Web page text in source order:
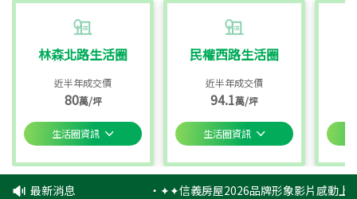
林森北路生活圈
近半年成交價
80萬/坪
生活圈資訊
民權西路生活圈
近半年成交價
94.1萬/坪
生活圈資訊
最新消息 ‧✦✦信義房屋2026品牌形象影片感動上